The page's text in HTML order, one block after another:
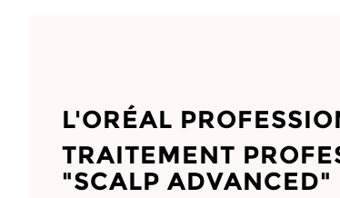
L'ORÉAL
TRAITEMENT
"SCALP